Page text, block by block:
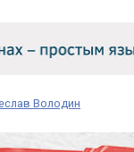
Володин